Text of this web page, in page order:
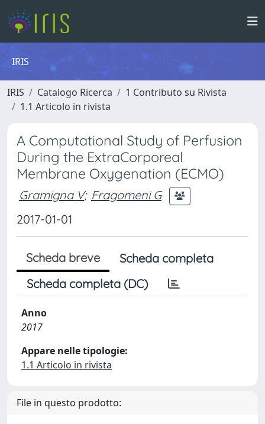
IRIS
IRIS Catalogo Ricerca
1 Contributo su Rivista
1.1 Articolo in rivista
A Computational Study of Perfusion
During the ExtraCorporeal
Membrane Oxygenation (ECMO)
Gramigna V; Fragomeni G
2017-01-01
Scheda breve
Scheda completa
Scheda completa (DC)
Anno
2017
Appare nelle tipologie:
1.1 Articolo in rivista
File in questo prodotto: